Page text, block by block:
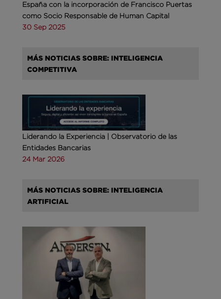
España con la incorporación de Francisco Puertas
como Socio Responsable de Human Capital
30 Sep 2025
MÁS NOTICIAS SOBRE: INTELIGENCIA
COMPETITIVA
Liderando la Experiencia | Observatorio de las
Entidades Bancarias
24 Mar 2026
MÁS NOTICIAS SOBRE: INTELIGENCIA
ARTIFICIAL